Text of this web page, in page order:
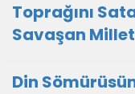
Toprağını
Savaşan
Din